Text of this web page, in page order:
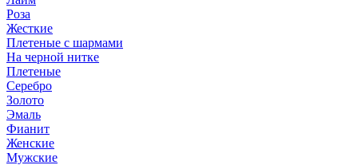
Роза
Жесткие
Плетеные с шармами
На черной нитке
Плетеные
Серебро
Золото
Эмаль
Фианит
Женские
Мужские